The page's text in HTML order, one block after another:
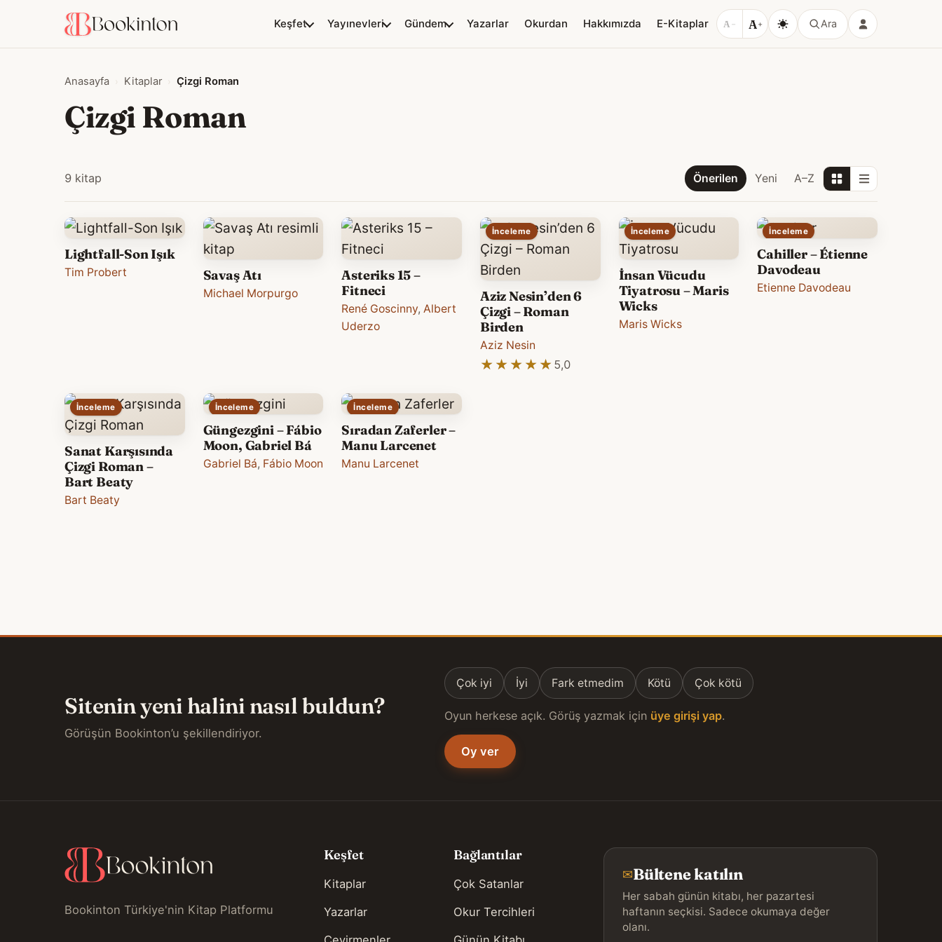
Keşfet Yayınevleri Gündem Yazarlar Okurdan Hakkımızda E-Kitaplar A − A+ Ara
Anasayfa Kitaplar Çizgi Roman
Çizgi Roman
9 kitap Önerilen Yeni A–Z
Lightfall-Son Işık
Tim Probert Savaş Atı
Michael Morpurgo
Asteriks 15 –
Fitneci
René Goscinny,Albert
Uderzo
İnceleme
Aziz Nesin’den 6
Çizgi – Roman
Birden
Aziz Nesin
★★★★★
★★★★★ 5,0
İnceleme
İnsan Vücudu
Tiyatrosu – Maris
Wicks
Maris Wicks
İnceleme
Cahiller – Étienne
Davodeau
Etienne Davodeau
İnceleme
Sanat Karşısında
Çizgi Roman –
Bart Beaty
Bart Beaty
İnceleme
Güngezgini – Fábio
Moon, Gabriel Bá
Gabriel Bá, Fábio Moon
İnceleme
Sıradan Zaferler –
Manu Larcenet
Manu Larcenet
Sitenin yeni halini nasıl buldun?
Görüşün Bookinton’u şekillendiriyor.
Çok iyi İyi Fark etmedim Kötü Çok kötü
Oyun herkese açık. Görüş yazmak için üye girişi yap.
Oy ver
Bookinton Türkiye'nin Kitap Platformu
Keşfet
Kitaplar
Yazarlar
Bağlantılar
Çok Satanlar
Okur Tercihleri
✉Bültene katılın
Her sabah günün kitabı, her pazartesi
haftanın seçkisi. Sadece okumaya değer
olanı.